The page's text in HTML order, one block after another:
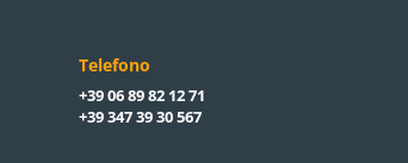
Telefono
+39 06 89 82 12 71
+39 347 39 30 567